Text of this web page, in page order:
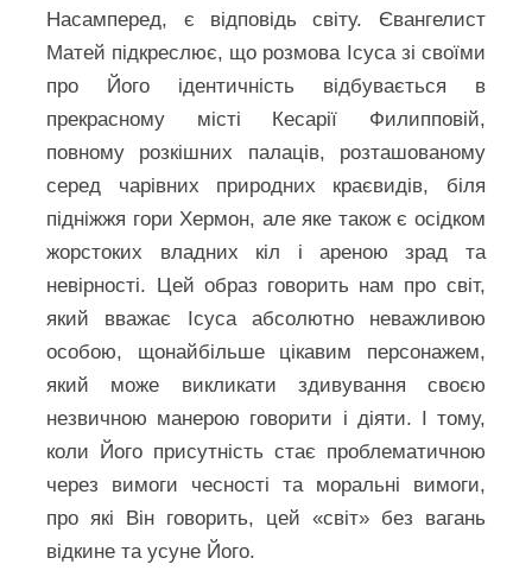
Насамперед, є відповідь світу. Євангелист
Матей підкреслює, що розмова Ісуса зі своїми
про Його ідентичність відбувається в
прекрасному місті Кесарії Филипповій,
повному розкішних палаців, розташованому
серед чарівних природних краєвидів, біля
підніжжя гори Хермон, але яке також є осідком
жорстоких владних кіл і ареною зрад та
невірності. Цей образ говорить нам про світ,
який вважає Ісуса абсолютно неважливою
особою, щонайбільше цікавим персонажем,
який може викликати здивування своєю
незвичною манерою говорити і діяти. І тому,
коли Його присутність стає проблематичною
через вимоги чесності та моральні вимоги,
про які Він говорить, цей «світ» без вагань
відкине та усуне Його.